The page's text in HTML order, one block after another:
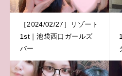
［2024/02/27］リゾート
1st｜池袋西口ガールズ
バー